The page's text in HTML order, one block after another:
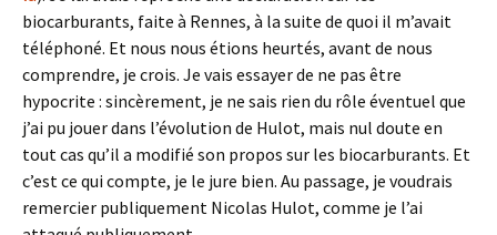
biocarburants, faite à Rennes, à la suite de quoi il m’avait
téléphoné. Et nous nous étions heurtés, avant de nous
comprendre, je crois. Je vais essayer de ne pas être
hypocrite : sincèrement, je ne sais rien du rôle éventuel que
j’ai pu jouer dans l’évolution de Hulot, mais nul doute en
tout cas qu’il a modifié son propos sur les biocarburants. Et
c’est ce qui compte, je le jure bien. Au passage, je voudrais
remercier publiquement Nicolas Hulot, comme je l’ai